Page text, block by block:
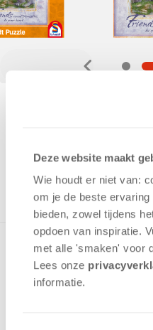
Deze website maakt
Wie houdt er niet van:
om je de beste
bieden, zowel tijdens
opdoen van inspiratie.
met alle 'smaken' voor
Lees onze
informatie.
ONTVANG 170
Een puzzel met een
Marie, een vriendelijke
momenten van het leven te